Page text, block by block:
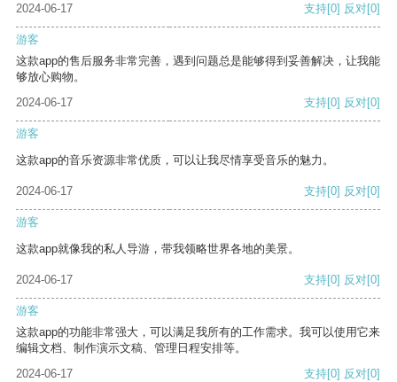
2024-06-17
支持[0] 反对[0]
游客
这款app的售后服务非常完善，遇到问题总是能够得到妥善解决，让我能
够放心购物。
2024-06-17
支持[0] 反对[0]
游客
这款app的音乐资源非常优质，可以让我尽情享受音乐的魅力。
2024-06-17 支持[0] 反对[0]
游客
这款app就像我的私人导游，带我领略世界各地的美景。
2024-06-17 支持[0] 反对[0]
游客
这款app的功能非常强大，可以满足我所有的工作需求。我可以使用它来
编辑文档、制作演示文稿、管理日程安排等。
2024-06-17
支持[0] 反对[0]